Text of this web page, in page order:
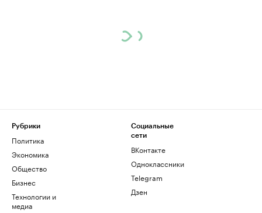
Рубрики
Политика
Экономика
Общество
Бизнес
Технологии и
медиа
Социальные
сети
ВКонтакте
Одноклассники
Telegram
Дзен